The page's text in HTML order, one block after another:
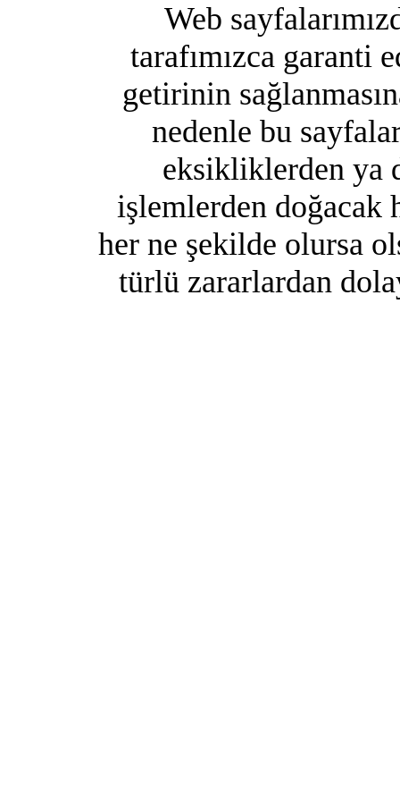
Web
tarafımızca
getirinin
nedenle bu
eksikliklerden ya
işlemlerden doğacak
her ne şekilde olursa
türlü zararlardan